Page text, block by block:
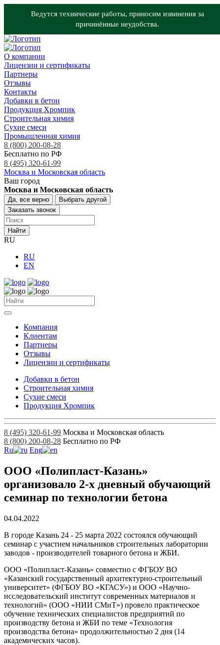
Ведутся технические работы, приносим извинения за
причинённые неудобства.
О компании
Лицензии и сертификаты
Партнеры
Отзывы
Контакты
Добавки в бетон
Продукция Хромпик
Строительная химия
Сухие смеси
Промышленная химия
8 (800) 200-08-28
Бесплатно по РФ
8 (495) 320-61-99
Москва и Московская область
Ваш город
Москва и Московская область
Да, все верно
Выбрать другой
Заказать звонок
Найти
RU
RU
EN
Компания
Клиентам
Партнеры
Отзывы
Лицензии и сертификаты
Добавки в бетон
Строительная химия
Сухие смеси
Продукция Хромпик
8 (495) 320-61-99 Москва и Московская область
8 (800) 200-08-28 Бесплатно по РФ
Ru
Eng
ООО «Полипласт-Казань»
организовало 2-х дневный обучающий
семинар по технологии бетона
04.04.2022
В городе Казань 24 - 25 марта 2022 состоялся обучающий
семинар с участием начальников строительных лаборатории
заводов - производителей товарного бетона и ЖБИ.
ООО «Полипласт-Казань» совместно с ФГБОУ ВО
«Казанский государственный архитектурно-строительный
университет» (ФГБОУ ВО «КГАСУ») и ООО «Научно-
исследовательский институт современных материалов и
технологий» (ООО «НИИ СМиТ») провело практическое
обучение технических специалистов предприятий по
производству бетона и ЖБИ по теме «Технология
производства бетона» продолжительностью 2 дня (14
академических часов).